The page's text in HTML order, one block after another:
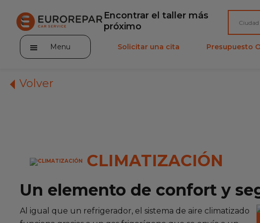
Encontrar el taller más
próximo
Menu
Noticias
Servicios
Solicitar una cita Presupuesto
Volver
CLIMATIZACIÓN
Un elemento de confort y
Al igual que un refrigerador, el sistema de aire climatizado